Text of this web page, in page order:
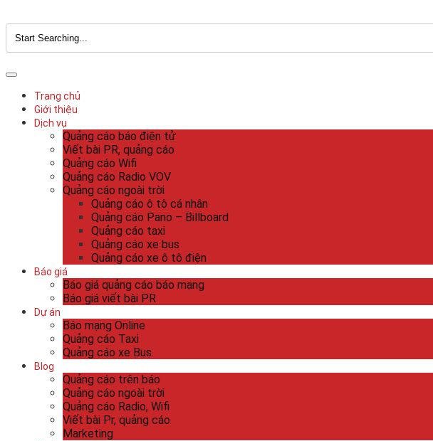
Trang chủ
Giới thiệu
Dịch vụ
Quảng cáo báo điện tử
Viết bài PR, quảng cáo
Quảng cáo Wifi
Quảng cáo Radio VOV
Quảng cáo ngoài trời
Quảng cáo ô tô cá nhân
Quảng cáo Pano – Billboard
Quảng cáo taxi
Quảng cáo xe bus
Quảng cáo xe ô tô điện
Báo giá
Báo giá quảng cáo báo mạng
Báo giá viết bài PR
Dự án
Báo mạng Online
Quảng cáo Taxi
Quảng cáo xe Bus
Blog
Quảng cáo trên báo
Quảng cáo ngoài trời
Quảng cáo Radio, Wifi
Viết bài Pr, quảng cáo
Marketing